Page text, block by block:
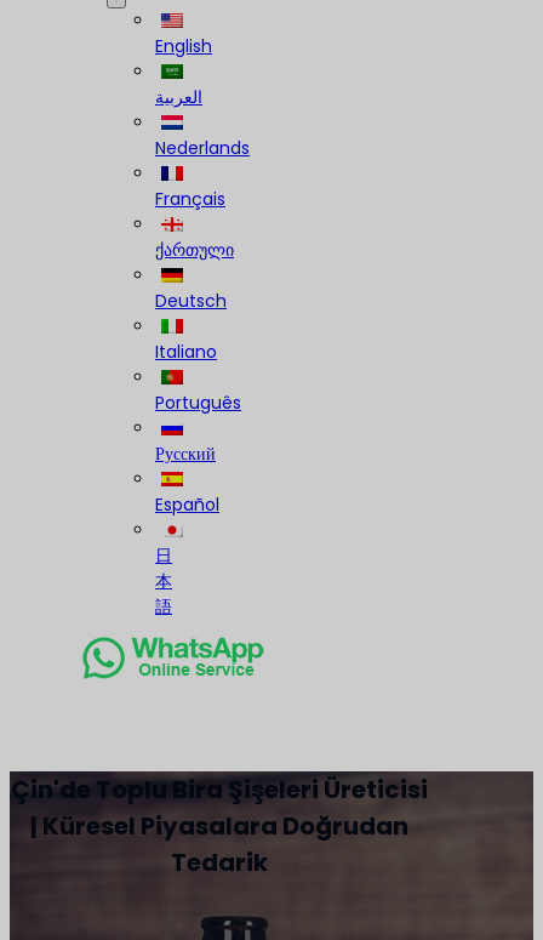
English
العربية
Nederlands
Français
ქართული
Deutsch
Italiano
Português
Русский
Español
日
本
語
Çin'de Toplu Bira Şişeleri Üreticisi
| Küresel Piyasalara Doğrudan
Tedarik